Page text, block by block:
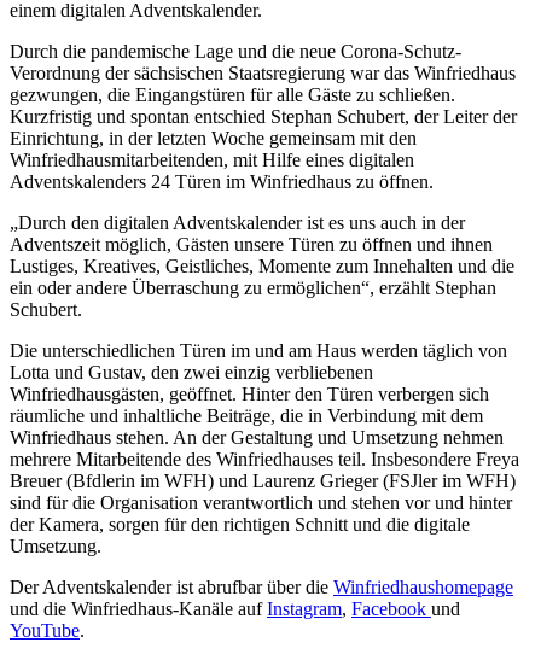
einem digitalen Adventskalender.
Durch die pandemische Lage und die neue Corona-Schutz-
Verordnung der sächsischen Staatsregierung war das Winfriedhaus
gezwungen, die Eingangstüren für alle Gäste zu schließen.
Kurzfristig und spontan entschied Stephan Schubert, der Leiter der
Einrichtung, in der letzten Woche gemeinsam mit den
Winfriedhausmitarbeitenden, mit Hilfe eines digitalen
Adventskalenders 24 Türen im Winfriedhaus zu öffnen.
„Durch den digitalen Adventskalender ist es uns auch in der
Adventszeit möglich, Gästen unsere Türen zu öffnen und ihnen
Lustiges, Kreatives, Geistliches, Momente zum Innehalten und die
ein oder andere Überraschung zu ermöglichen“, erzählt Stephan
Schubert.
Die unterschiedlichen Türen im und am Haus werden täglich von
Lotta und Gustav, den zwei einzig verbliebenen
Winfriedhausgästen, geöffnet. Hinter den Türen verbergen sich
räumliche und inhaltliche Beiträge, die in Verbindung mit dem
Winfriedhaus stehen. An der Gestaltung und Umsetzung nehmen
mehrere Mitarbeitende des Winfriedhauses teil. Insbesondere Freya
Breuer (Bfdlerin im WFH) und Laurenz Grieger (FSJler im WFH)
sind für die Organisation verantwortlich und stehen vor und hinter
der Kamera, sorgen für den richtigen Schnitt und die digitale
Umsetzung.
Der Adventskalender ist abrufbar über die Winfriedhaushomepage
und die Winfriedhaus-Kanäle aufInstagram, Facebook und
YouTube.